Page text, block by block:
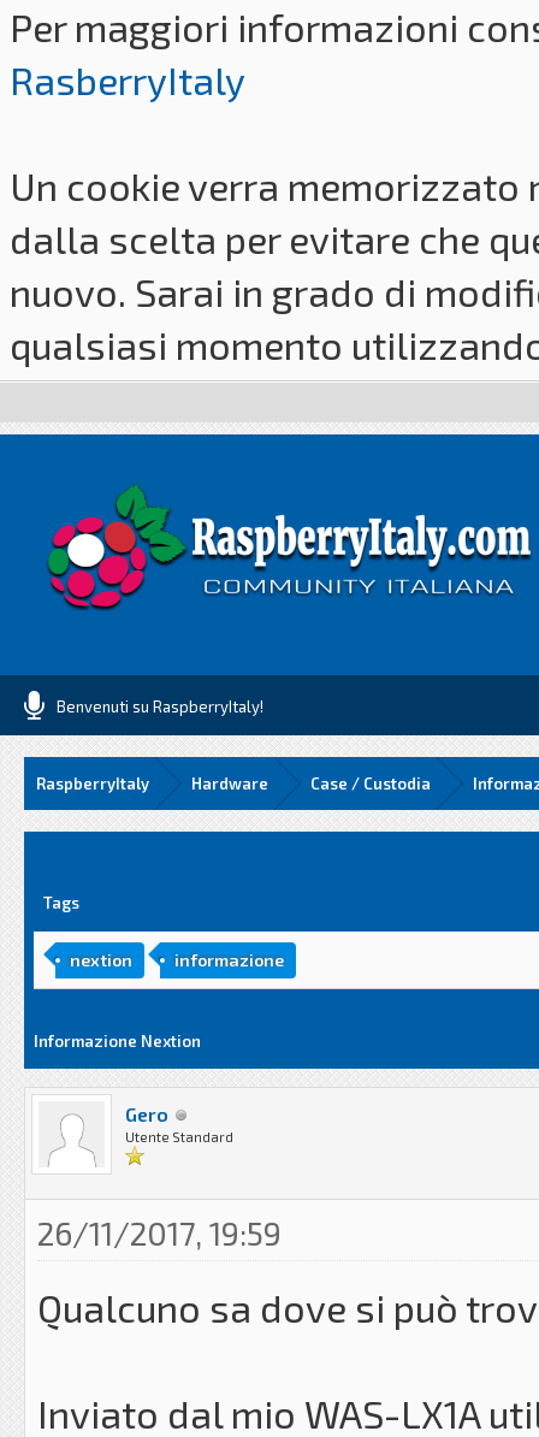
Per maggiori informazioni
RasberryItaly
Un cookie verra
dalla scelta per evitare che
nuovo. Sarai in grado di
qualsiasi momento
Benvenuti su RaspberryItaly!
RaspberryItaly Hardware Case / Custodia
Tags
nextion informazione
Informazione Nextion
Gero
Utente Standard
26/11/2017, 19:59
Qualcuno sa dove si può
Inviato dal mio WAS-LX1A